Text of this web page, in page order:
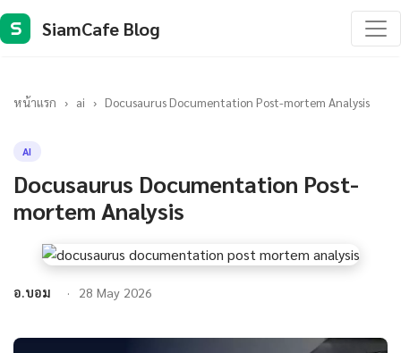
S SiamCafe Blog
หน้าแรก › ai › Docusaurus Documentation Post-mortem Analysis
AI
Docusaurus Documentation Post-
mortem Analysis
อ.บอม 28 May 2026